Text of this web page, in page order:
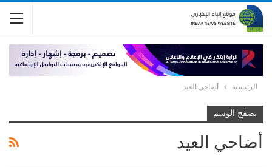
الرئيسية أضاحي العيد
تصفح الوسم
أضاحي العيد